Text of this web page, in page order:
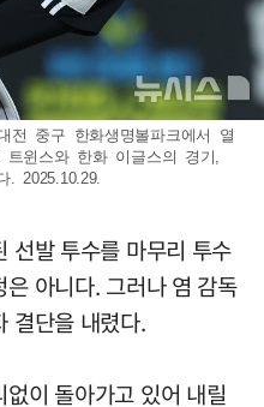
전 중구 한화생명볼파크에서 열
윈스와 한화 이글스의 경기,
. 2025.10.29.
선발 투수를 마무리 투수
아니다. 그러나 염 감독
결단을 내렸다.
이 돌아가고 있어 내릴